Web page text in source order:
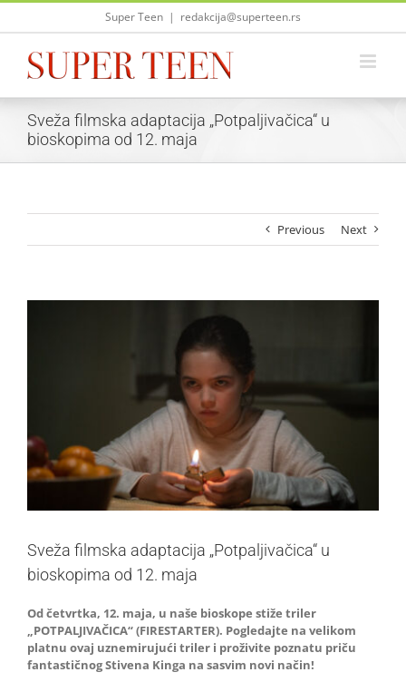
Skip
Super Teen | redakcija@superteen.rs
Sveža filmska adaptacija „Potpaljivačica“ u
bioskopima od 12. maja
Previous Next
Sveža filmska adaptacija „Potpaljivačica“ u
bioskopima od 12. maja
Od četvrtka, 12. maja, u naše bioskope stiže triler
„POTPALJIVAČICA“ (FIRESTARTER). Pogledajte na velikom
platnu ovaj uznemirujući triler i proživite poznatu priču
fantastičnog Stivena Kinga na sasvim novi način!